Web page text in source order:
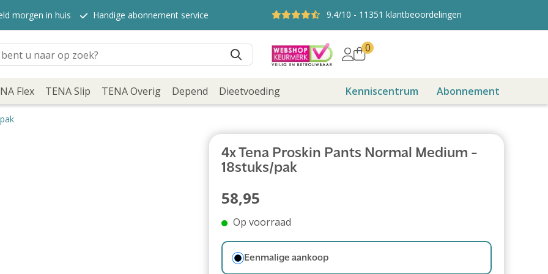
morgen in huis Handige abonnement service 9.4/10 - 11351 klantbeoordelingen
0
Flex TENA Slip TENA Overig Depend Dieetvoeding Kenniscentrum Abonnement
4x Tena Proskin Pants Normal Medium -
18stuks/pak
58,95
Op voorraad
Eenmalige aankoop